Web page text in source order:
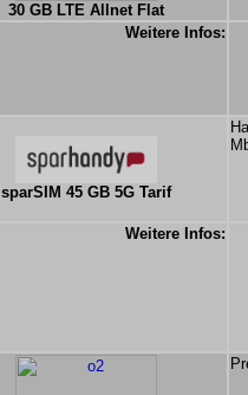
30 GB LTE Allnet Flat
Weitere Infos:
sparSIM 45 GB 5G Tarif
Weitere Infos: